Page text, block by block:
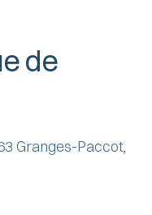
de
Granges-Paccot,